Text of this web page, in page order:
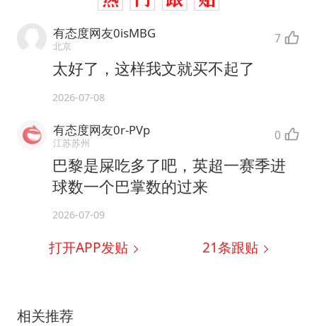
有态度网友0isMBG
北京 7
太好了，这样我文就买不起了
2026-07-08
有态度网友0r-PVp
江苏苏州 0
巴黎是屎吃多了吧，英超一赛季进
球数一个巴掌数的过来
2026-07-09
打开APP发贴 21条跟贴
相关推荐